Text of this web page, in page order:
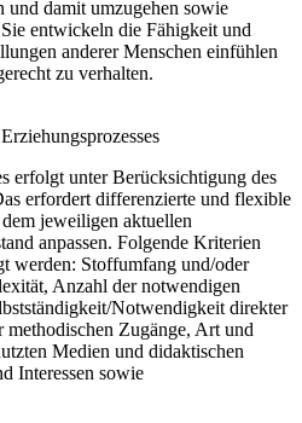
damit umzugehen sowie
entwickeln die Fähigkeit und
anderer Menschen einfühlen
zu verhalten.
erfolgt unter Berücksichtigung des
erfordert differenzierte und flexible
jeweiligen aktuellen
anpassen. Folgende Kriterien
werden: Stoffumfang und/oder
Anzahl der notwendigen
Notwendigkeit direkter
Zugänge, Art und
Medien und didaktischen
Interessen sowie